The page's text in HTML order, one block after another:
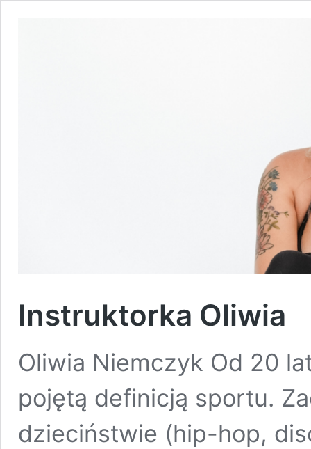
Instruktorka Oliwia
Oliwia Niemczyk Od 20
pojętą definicją sportu.
dzieciństwie (hip-hop,